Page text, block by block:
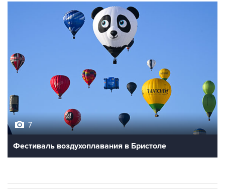
Фестиваль воздухоплавания в Бристоле